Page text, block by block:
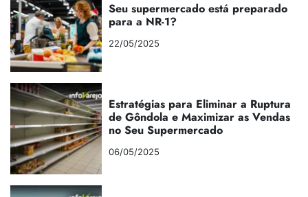
Seu supermercado está preparado
para a NR-1?
22/05/2025
Estratégias para Eliminar a Ruptura
de Gôndola e Maximizar as Vendas
no Seu Supermercado
06/05/2025